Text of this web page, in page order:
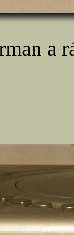
a